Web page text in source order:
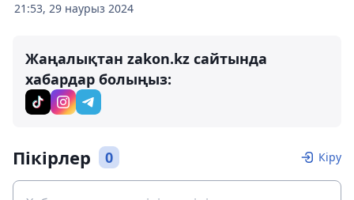
21:53, 29 наурыз 2024
Жаңалықтан zakon.kz сайтында
хабардар болыңыз:
Пікірлер 0 Кіру